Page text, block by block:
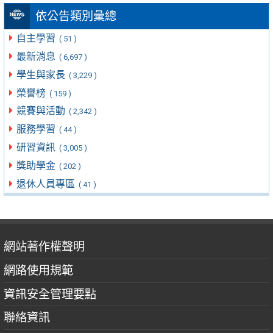
依公告類別彙總
自主學習 ( 51 )
最新消息 ( 6,697 )
學生與家長 ( 3,229 )
榮譽榜 ( 159 )
競賽與活動 ( 2,342 )
服務學習 ( 44 )
研習資訊 ( 3,005 )
獎助學金 ( 202 )
退休人員專區 ( 41 )
網站著作權聲明
網路使用規範
資訊安全管理要點
聯絡資訊